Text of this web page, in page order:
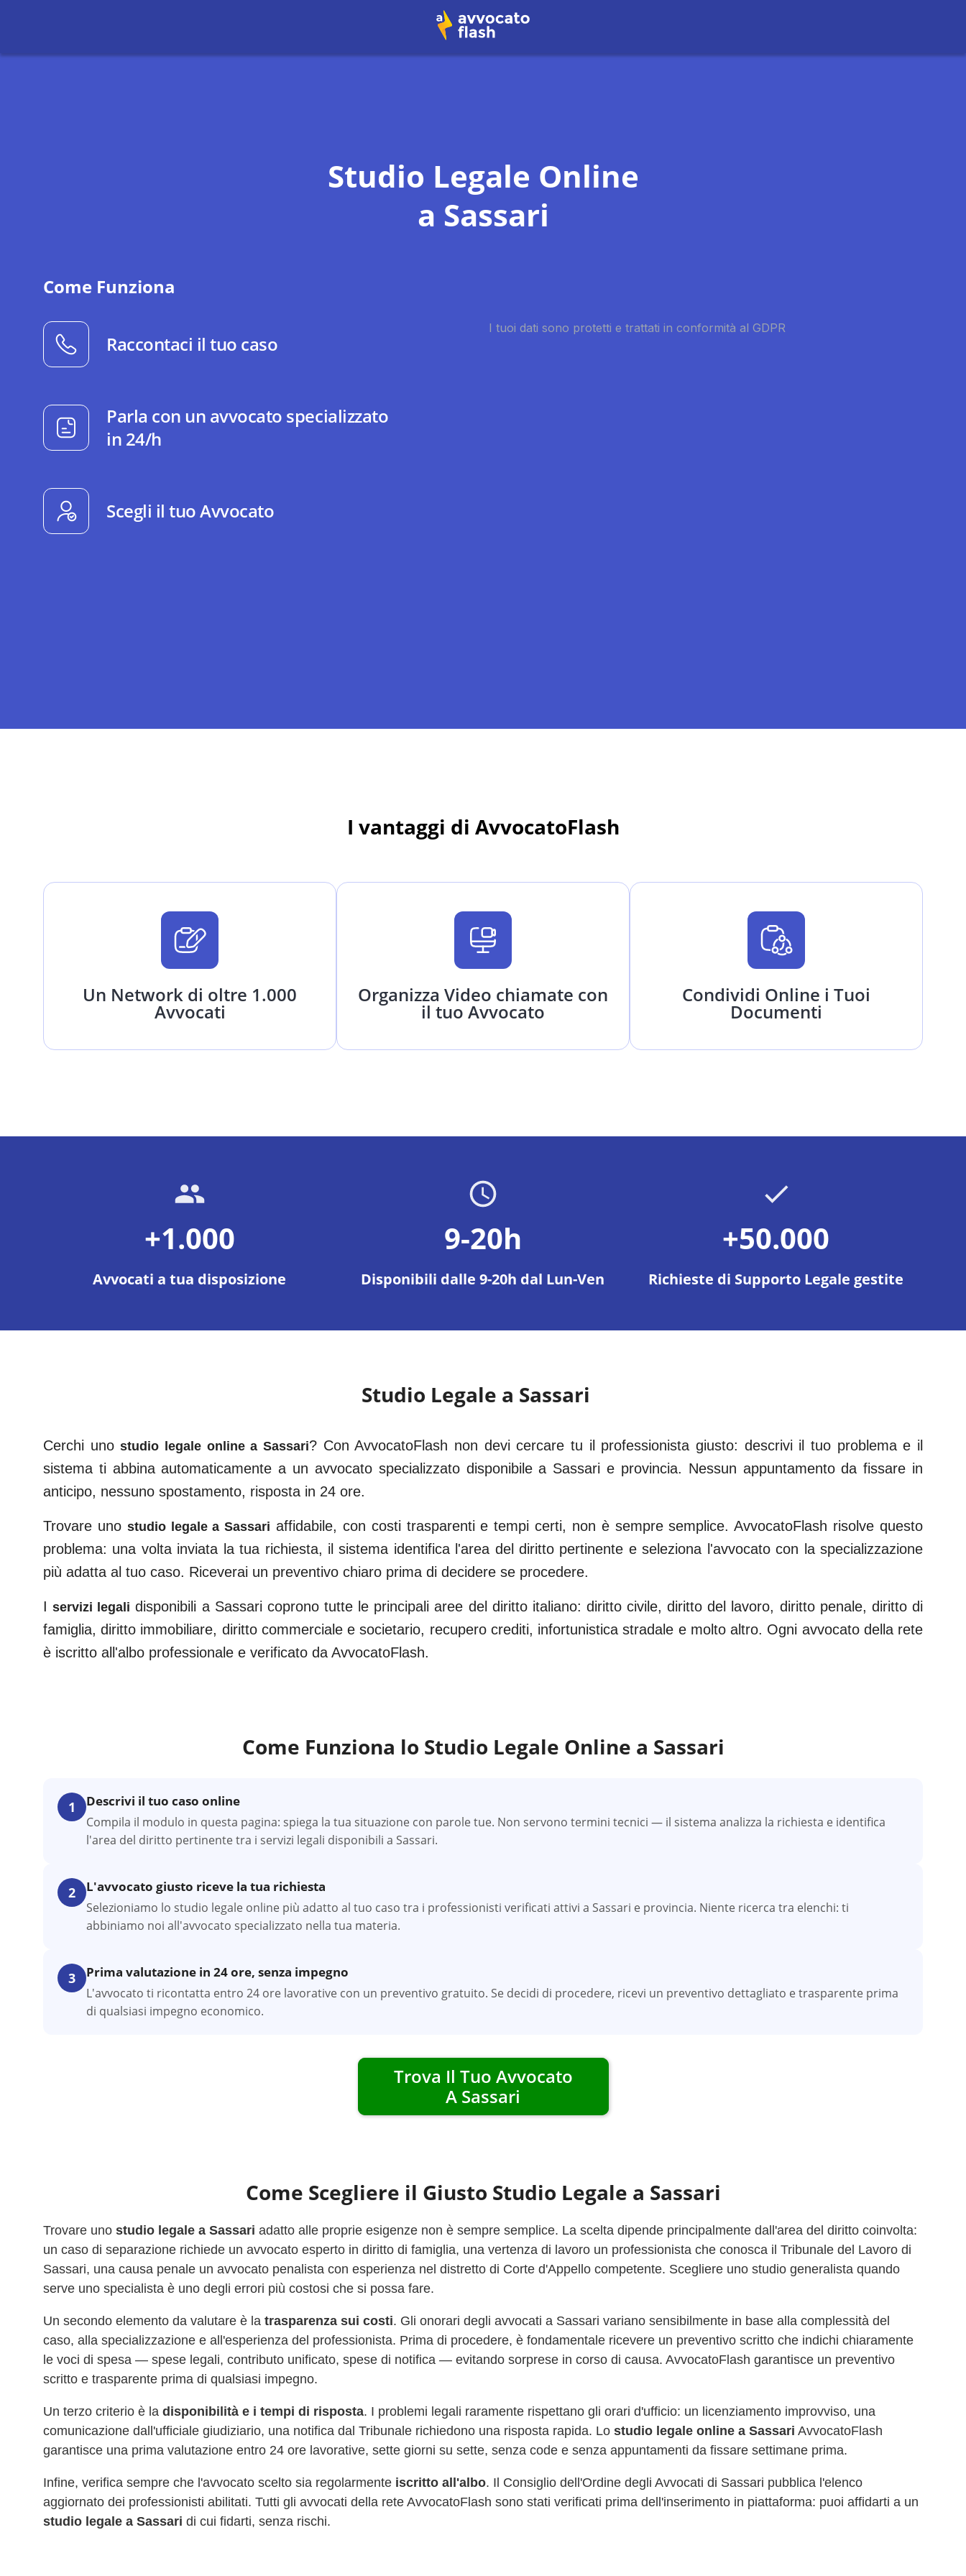
Studio Legale Online
a Sassari
Come Funziona
Raccontaci il tuo caso
Parla con un avvocato specializzato
in 24/h
Scegli il tuo Avvocato
I vantaggi di AvvocatoFlash
Un Network di oltre 1.000
Avvocati
Organizza Video chiamate con
il tuo Avvocato
Condividi Online i Tuoi
Documenti
+1.000
Avvocati a tua disposizione
9-20h
Disponibili dalle 9-20h dal Lun-Ven
+50.000
Richieste di Supporto Legale gestite
Studio Legale a Sassari
Cerchi uno studio legale online aSassari? Con AvvocatoFlash non devi cercare tu il professionista giusto: descrivi il tuo problema e il
sistema ti abbina automaticamente a un avvocato specializzato disponibile a Sassari e provincia. Nessun appuntamento da fissare in
anticipo, nessuno spostamento, risposta in 24 ore.
Trovare uno studio legale aSassari affidabile, con costi trasparenti e tempi certi, non è sempre semplice. AvvocatoFlash risolve questo
problema: una volta inviata la tua richiesta, il sistema identifica l'area del diritto pertinente e seleziona l'avvocato con la specializzazione
più adatta al tuo caso. Riceverai un preventivo chiaro prima di decidere se procedere.
Iservizi legali disponibili a Sassari coprono tutte le principali aree del diritto italiano: diritto civile, diritto del lavoro, diritto penale, diritto di
famiglia, diritto immobiliare, diritto commerciale e societario, recupero crediti, infortunistica stradale e molto altro. Ogni avvocato della rete
è iscritto all'albo professionale e verificato da AvvocatoFlash.
Come Funziona lo Studio Legale Online a Sassari
1 Descrivi il tuo caso online
Compila il modulo in questa pagina: spiega la tua situazione con parole tue. Non servono termini tecnici — il sistema analizza la richiesta e identifica
l'area del diritto pertinente tra i servizi legali disponibili a Sassari.
2 L'avvocato giusto riceve la tua richiesta
Selezioniamo lo studio legale online più adatto al tuo caso tra i professionisti verificati attivi a Sassari e provincia. Niente ricerca tra elenchi: ti
abbiniamo noi all'avvocato specializzato nella tua materia.
3 Prima valutazione in 24 ore, senza impegno
L'avvocato ti ricontatta entro 24 ore lavorative con un preventivo gratuito. Se decidi di procedere, ricevi un preventivo dettagliato e trasparente prima
di qualsiasi impegno economico.
Trova Il Tuo Avvocato
A Sassari
Come Scegliere il Giusto Studio Legale a Sassari
Trovare uno studio legale a Sassari adatto alle proprie esigenze non è sempre semplice. La scelta dipende principalmente dall'area del diritto coinvolta:
un caso di separazione richiede un avvocato esperto in diritto di famiglia, una vertenza di lavoro un professionista che conosca il Tribunale del Lavoro di
Sassari, una causa penale un avvocato penalista con esperienza nel distretto di Corte d'Appello competente. Scegliere uno studio generalista quando
serve uno specialista è uno degli errori più costosi che si possa fare.
Un secondo elemento da valutare è la trasparenza sui costi. Gli onorari degli avvocati a Sassari variano sensibilmente in base alla complessità del
caso, alla specializzazione e all'esperienza del professionista. Prima di procedere, è fondamentale ricevere un preventivo scritto che indichi chiaramente
le voci di spesa — spese legali, contributo unificato, spese di notifica — evitando sorprese in corso di causa. AvvocatoFlash garantisce un preventivo
scritto e trasparente prima di qualsiasi impegno.
Un terzo criterio è la disponibilità e i tempi di risposta. I problemi legali raramente rispettano gli orari d'ufficio: un licenziamento improvviso, una
comunicazione dall'ufficiale giudiziario, una notifica dal Tribunale richiedono una risposta rapida. Lo studio legale online a Sassari AvvocatoFlash
garantisce una prima valutazione entro 24 ore lavorative, sette giorni su sette, senza code e senza appuntamenti da fissare settimane prima.
Infine, verifica sempre che l'avvocato scelto sia regolarmente iscritto all'albo. Il Consiglio dell'Ordine degli Avvocati di Sassari pubblica l'elenco
aggiornato dei professionisti abilitati. Tutti gli avvocati della rete AvvocatoFlash sono stati verificati prima dell'inserimento in piattaforma: puoi affidarti a un
studio legale a Sassari di cui fidarti, senza rischi.